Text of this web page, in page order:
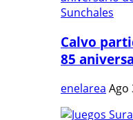
Calvo
85
enelarea Ago